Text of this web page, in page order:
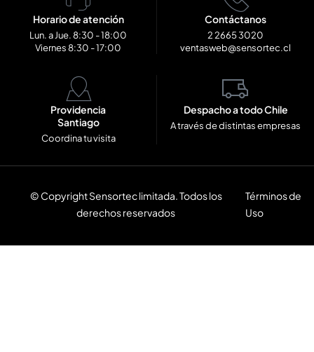
Horario de atención
Lun. a Jue. 8:30 - 18:00
Viernes 8:30 - 17:00
Contáctanos
2 2665 3020
ventasweb@sensortec.cl
Providencia
Santiago
Coordina tu visita
Despacho a todo Chile
A través de distintas empresas
© Copyright Sensortec limitada. Todos los
derechos reservados
Términos de
Uso